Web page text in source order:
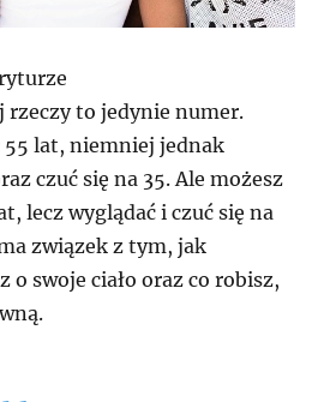
rzeczy to jedynie numer.
55 lat, niemniej jednak
czuć się na 35. Ale możesz
lecz wyglądać i czuć się na
związek z tym, jak
o swoje ciało oraz co robisz,